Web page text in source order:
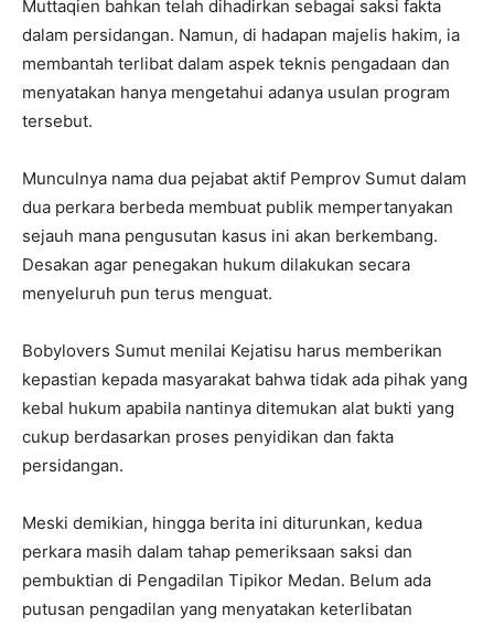
Muttaqien bahkan telah dihadirkan sebagai saksi fakta
dalam persidangan. Namun, di hadapan majelis hakim, ia
membantah terlibat dalam aspek teknis pengadaan dan
menyatakan hanya mengetahui adanya usulan program
tersebut.
Munculnya nama dua pejabat aktif Pemprov Sumut dalam
dua perkara berbeda membuat publik mempertanyakan
sejauh mana pengusutan kasus ini akan berkembang.
Desakan agar penegakan hukum dilakukan secara
menyeluruh pun terus menguat.
Bobylovers Sumut menilai Kejatisu harus memberikan
kepastian kepada masyarakat bahwa tidak ada pihak yang
kebal hukum apabila nantinya ditemukan alat bukti yang
cukup berdasarkan proses penyidikan dan fakta
persidangan.
Meski demikian, hingga berita ini diturunkan, kedua
perkara masih dalam tahap pemeriksaan saksi dan
pembuktian di Pengadilan Tipikor Medan. Belum ada
putusan pengadilan yang menyatakan keterlibatan